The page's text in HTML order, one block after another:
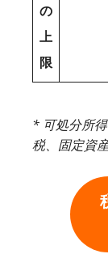
の
上
限
* 可処分所
税、固定資